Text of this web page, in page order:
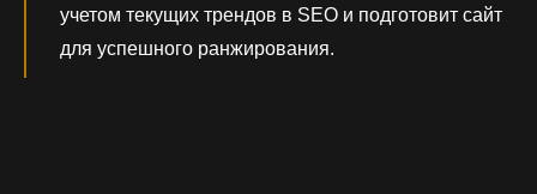
учетом текущих трендов в SEO и подготовит сайт
для успешного ранжирования.